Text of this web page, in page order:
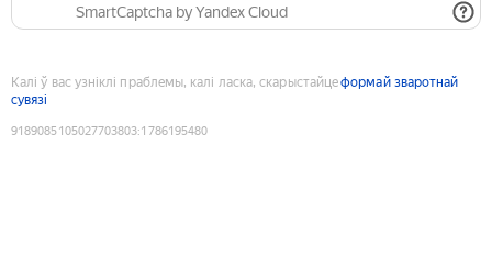
SmartCaptcha by Yandex Cloud
Калі ў вас узніклі праблемы, калі ласка, скарыстайцеформай зваротнай
сувязі
9189085105027703803:1786195480